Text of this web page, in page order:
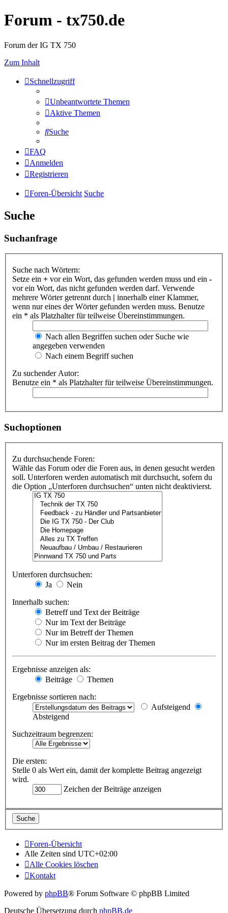
Forum - tx750.de
Forum der IG TX 750
Zum Inhalt
Schnellzugriff
Unbeantwortete Themen
Aktive Themen
Suche
FAQ
Anmelden
Registrieren
Foren-Übersicht Suche
Suche
Suchanfrage
Suche nach Wörtern:
Setze ein + vor ein Wort, das gefunden werden muss und ein -
vor ein Wort, das nicht gefunden werden darf. Verwende
mehrere Wörter getrennt durch | innerhalb einer Klammer,
wenn nur eines der Wörter gefunden werden muss. Benutze
ein * als Platzhalter für teilweise Übereinstimmungen.
Nach allen Begriffen suchen oder Suche wie
angegeben verwenden
Nach einem Begriff suchen
Zu suchender Autor:
Benutze ein * als Platzhalter für teilweise Übereinstimmungen.
Suchoptionen
Zu durchsuchende Foren:
Wähle das Forum oder die Foren aus, in denen gesucht werden
soll. Unterforen werden automatisch mit durchsucht, sofern du
die Option „Unterforen durchsuchen“ unten nicht deaktivierst.
Unterforen durchsuchen:
Ja
Nein
Innerhalb suchen:
Betreff und Text der Beiträge
Nur im Text der Beiträge
Nur im Betreff der Themen
Nur im ersten Beitrag der Themen
Ergebnisse anzeigen als:
Beiträge
Themen
Ergebnisse sortieren nach:
Aufsteigend
Absteigend
Suchzeitraum begrenzen:
Die ersten:
Stelle 0 als Wert ein, damit der komplette Beitrag angezeigt
wird.
Zeichen der Beiträge anzeigen
Foren-Übersicht
Alle Zeiten sind UTC+02:00
Alle Cookies löschen
Kontakt
Powered by phpBB® Forum Software © phpBB Limited
Deutsche Übersetzung durch phpBB.de